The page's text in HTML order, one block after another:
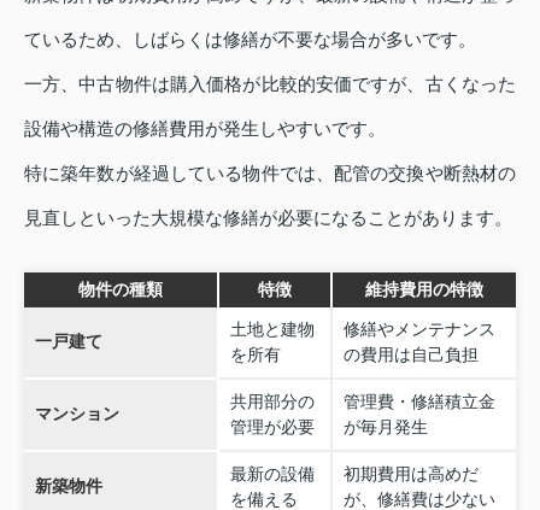
ているため、しばらくは修繕が不要な場合が多いです。
一方、中古物件は購入価格が比較的安価ですが、古くなった
設備や構造の修繕費用が発生しやすいです。
特に築年数が経過している物件では、配管の交換や断熱材の
見直しといった大規模な修繕が必要になることがあります。
物件の種類 特徴 維持費用の特徴
一戸建て
土地と建物
を所有
修繕やメンテナンス
の費用は自己負担
マンション
共用部分の
管理が必要
管理費・修繕積立金
が毎月発生
新築物件
最新の設備
を備える
初期費用は高めだ
が、修繕費は少ない